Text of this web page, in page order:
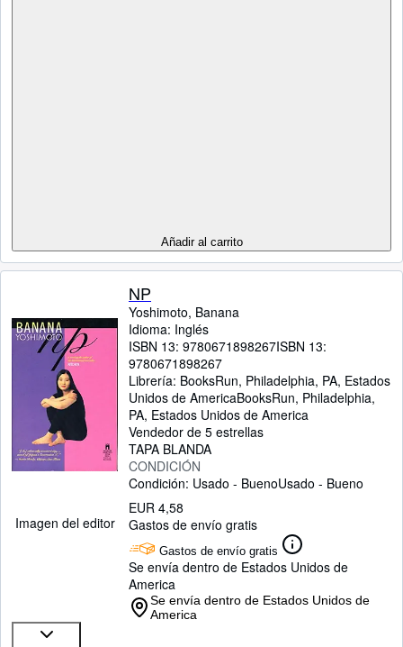
Añadir al carrito
Imagen del editor
NP
Yoshimoto, Banana
Idioma: Inglés
ISBN 13: 9780671898267ISBN 13:
9780671898267
Librería: BooksRun, Philadelphia, PA, Estados
Unidos de AmericaBooksRun, Philadelphia,
PA, Estados Unidos de America
Vendedor de 5 estrellas
TAPA BLANDA
CONDICIÓN
Condición: Usado - BuenoUsado - Bueno
EUR 4,58
Gastos de envío gratis
Gastos de envío gratis
Se envía dentro de Estados Unidos de
America
Se envía dentro de Estados Unidos de
America